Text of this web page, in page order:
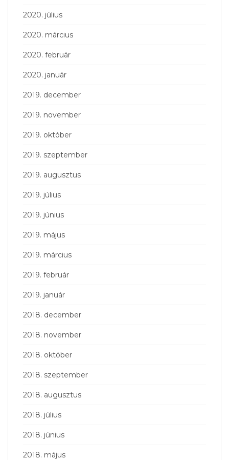
2020. július
2020. március
2020. február
2020. január
2019. december
2019. november
2019. október
2019. szeptember
2019. augusztus
2019. július
2019. június
2019. május
2019. március
2019. február
2019. január
2018. december
2018. november
2018. október
2018. szeptember
2018. augusztus
2018. július
2018. június
2018. május